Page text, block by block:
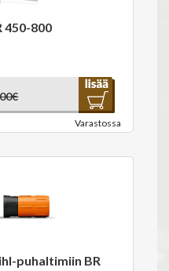
450-800
Varastossa
puhaltimiin BR